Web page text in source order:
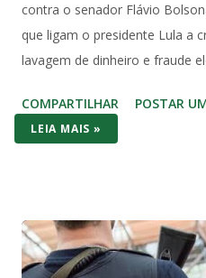
contra o senador Flávio
que ligam o presidente Lula a
lavagem de dinheiro e fraude
violação direta à imunidade
Constituição Federal de 1988.
todas as manifestações, sem
exatamente para proteger o
COMPARTILHAR POSTAR
LEIA MAIS »